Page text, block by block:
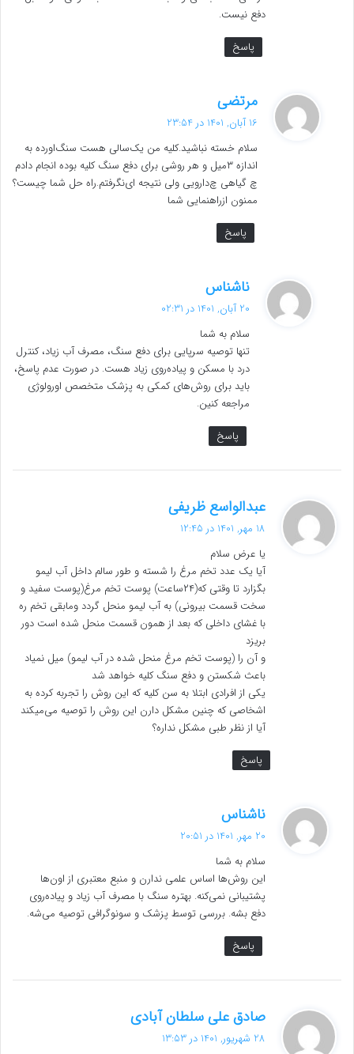
دفع نیست.
پاسخ
مرتضی
ف
:
16 آبان, 1401 در 23:54
سلام خسته نباشید.کلیه من یک‌سالی هست سنگ‌اورده به
اندازه ۳میل و هر روشی برای دفع سنگ کلیه بوده انجام دادم
چ گیاهی چ‌دارویی ولی نتیجه ای‌نگرفتم.راه حل شما چیست؟
ممنون ازراهنمایی شما
پاسخ
ناشناس
ف
:
20 آبان, 1401 در 02:31
سلام به شما
تنها توصیه سرپایی برای دفع سنگ، مصرف آب زیاد، کنترل
درد با مسکن و پیاده‌روی زیاد هست. در صورت عدم پاسخ،
باید برای روش‌های کمکی به پزشک متخصص اورولوژی
مراجعه کنین.
پاسخ
عبدالواسع ظریفی
18 مهر, 1401 در 12:45
یا عرض سلام
آیا یک عدد تخم مرغ را شسته و طور سالم داخل آب لیمو
بگزارد تا وقتی که(۲۴ساعت) پوست تخم مرغ(پوست سفید و
سخت قسمت بیرونی) به آب لیمو منحل گردد ومابقی تخم ره
با غشای داخلی که بعد از همون قسمت منحل شده است دور
بریزد
و آن را (پوست تخم مرغ منحل شده در آب لیمو) میل نمیاد
باعث شکستن و دفع سنگ کلیه خواهد شد
یکی از افرادی ابتلا به سن کلیه که این روش را تجربه کرده به
اشخاصی‌ که چنین مشکل دارن این روش را توصیه می‌میکند
آیا از نظر طبی مشکل نداره؟
پاسخ
ناشناس
ف
:
20 مهر, 1401 در 20:51
سلام به شما
این روش‌ها اساس علمی ندارن و منبع معتبری از اون‌ها
پشتیبانی نمی‌کنه. بهتره سنگ با مصرف آب زیاد و پیاده‌روی
دفع بشه. بررسی توسط پزشک و سونوگرافی توصیه می‌شه.
پاسخ
صادق علی سلطان آبادی
28 شهریور, 1401 در 13:53